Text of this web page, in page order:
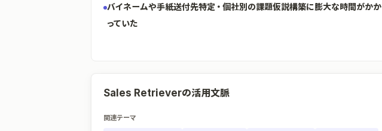
バイネームや手紙送付先特定・個社別の課題仮説構築に膨大な時間がかか
っていた
Sales Retrieverの活用文脈
関連テーマ